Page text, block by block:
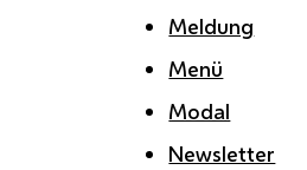
Meldung
Menü
Modal
Newsletter